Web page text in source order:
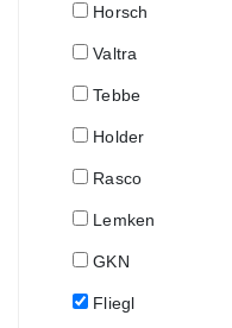
Horsch
Valtra
Tebbe
Holder
Rasco
Lemken
GKN
Fliegl